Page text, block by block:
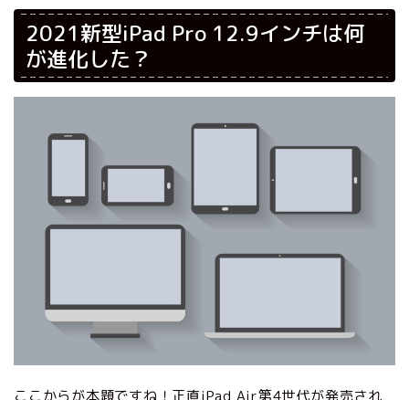
2021新型iPad Pro 12.9インチは何
が進化した？
ここからが本題ですね！正直iPad Air第4世代が発売され